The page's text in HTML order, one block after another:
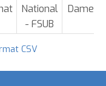
National
- FSUB
Dames
CSV